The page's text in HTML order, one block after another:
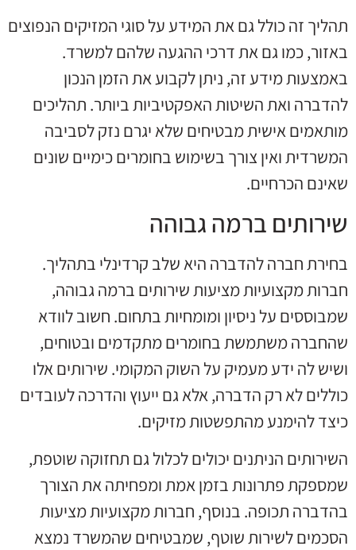
תהליך זה כולל גם את המידע על סוגי המזיקים הנפוצים
באזור, כמו גם את דרכי ההגעה שלהם למשרד.
באמצעות מידע זה, ניתן לקבוע את הזמן הנכון
להדברה ואת השיטות האפקטיביות ביותר. תהליכים
מותאמים אישית מבטיחים שלא יגרם נזק לסביבה
המשרדית ואין צורך בשימוש בחומרים כימיים שונים
שאינם הכרחיים.
שירותים ברמה גבוהה
בחירת חברה להדברה היא שלב קרדינלי בתהליך.
חברות מקצועיות מציעות שירותים ברמה גבוהה,
שמבוססים על ניסיון ומומחיות בתחום. חשוב לוודא
שהחברה משתמשת בחומרים מתקדמים ובטוחים,
ושיש לה ידע מעמיק על השוק המקומי. שירותים אלו
כוללים לא רק הדברה, אלא גם ייעוץ והדרכה לעובדים
כיצד להימנע מהתפשטות מזיקים.
השירותים הניתנים יכולים לכלול גם תחזוקה שוטפת,
שמספקת פתרונות בזמן אמת ומפחיתה את הצורך
בהדברה תכופה. בנוסף, חברות מקצועיות מציעות
הסכמים לשירות שוטף, שמבטיחים שהמשרד נמצא